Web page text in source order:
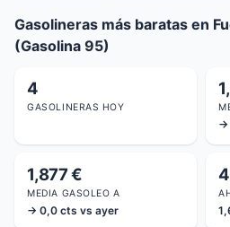
Gasolineras más baratas en
(Gasolina 95)
4
GASOLINERAS HOY
→
1,877 €
MEDIA GASOLEO A
→ 0,0 cts vs ayer